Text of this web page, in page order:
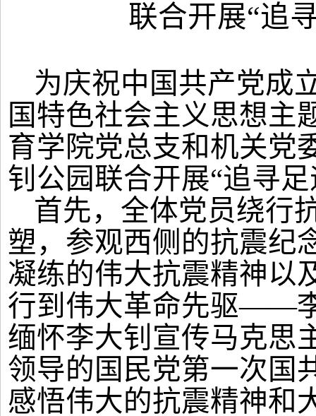
联合开展“追
为庆祝中国共产党成
国特色社会主义思想主
育学院党总支和机关党
钊公园联合开展“追寻
首先，全体党员绕行
塑，参观西侧的抗震纪
凝练的伟大抗震精神以
行到伟大革命先驱——
缅怀李大钊宣传马克思
领导的国民党第一次国
感悟伟大的抗震精神和